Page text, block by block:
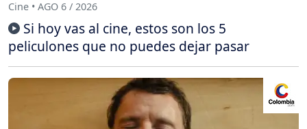
Cine • AGO 6 / 2026
Si hoy vas al cine, estos son los 5
peliculones que no puedes dejar pasar